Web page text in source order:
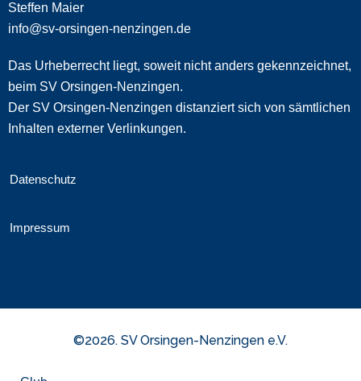
Steffen Maier
info@sv-orsingen-nenzingen.de
Das Urheberrecht liegt, soweit nicht anders gekennzeichnet,
beim SV Orsingen-Nenzingen.
Der SV Orsingen-Nenzingen distanziert sich von sämtlichen
Inhalten externer Verlinkungen.
Datenschutz
Impressum
©2026. SV Orsingen-Nenzingen e.V.